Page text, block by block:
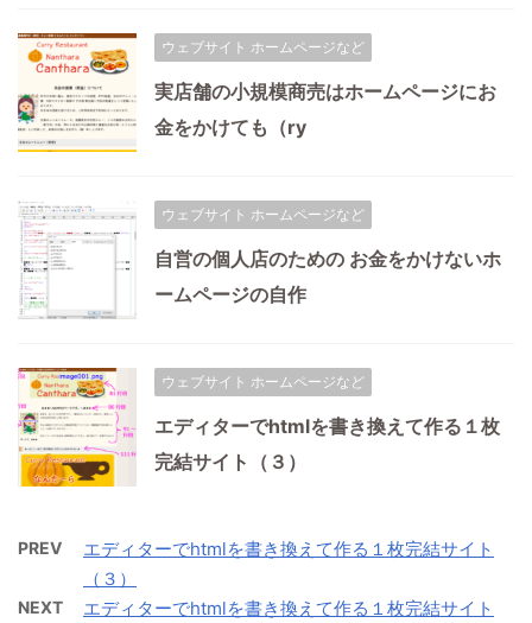
ウェブサイト ホームページなど
実店舗の小規模商売はホームページにお
金をかけても（ry
ウェブサイト ホームページなど
自営の個人店のための お金をかけないホ
ームページの自作
ウェブサイト ホームページなど
エディターでhtmlを書き換えて作る１枚
完結サイト（３）
PREV
エディターでhtmlを書き換えて作る１枚完結サイト
（３）
NEXT
エディターでhtmlを書き換えて作る１枚完結サイト